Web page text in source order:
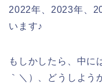
2022年、2023年、
います♪
もしかしたら、中に
｀＼）、どうしよう